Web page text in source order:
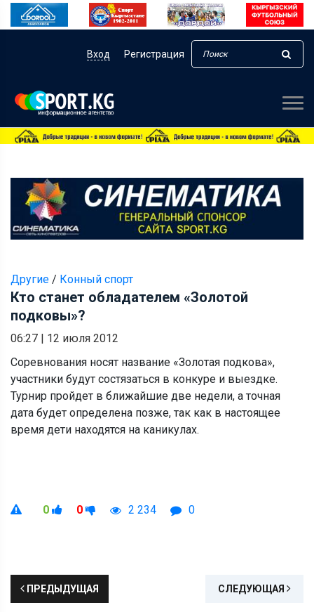
Вход Регистрация
Другие / Конный спорт
Кто станет обладателем «Золотой
подковы»?
06:27 | 12 июля 2012
Соревнования носят название «Золотая подкова»,
участники будут состязаться в конкуре и выездке.
Турнир пройдет в ближайшие две недели, а точная
дата будет определена позже, так как в настоящее
время дети находятся на каникулах.
0 0 2 234 0
ПРЕДЫДУЩАЯ СЛЕДУЮЩАЯ